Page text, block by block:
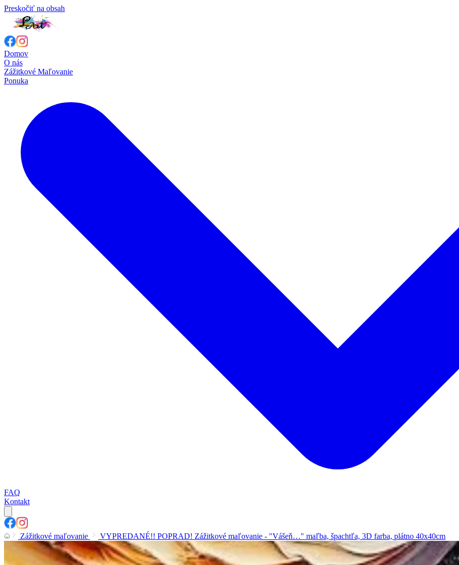
Preskočiť na obsah
Domov
O nás
Zážitkové Maľovanie
Ponuka
FAQ
Kontakt
Zážitkové maľovanie VYPREDANÉ!! POPRAD! Zážitkové maľovanie - "Vášeň…" maľba, špachtľa, 3D farba, plátno 40x40cm